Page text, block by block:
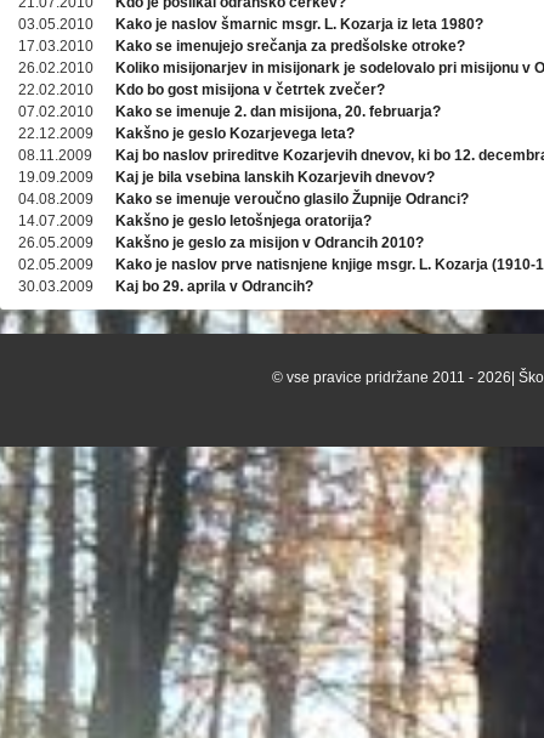
03.05.2010
Kako je naslov šmarnic msgr. L. Kozarja iz leta 1980?
17.03.2010
Kako se imenujejo srečanja za predšolske otroke?
26.02.2010
Koliko misijonarjev in misijonark je sodelovalo pri misijonu v
22.02.2010
Kdo bo gost misijona v četrtek zvečer?
07.02.2010
Kako se imenuje 2. dan misijona, 20. februarja?
22.12.2009
Kakšno je geslo Kozarjevega leta?
08.11.2009
Kaj bo naslov prireditve Kozarjevih dnevov, ki bo 12.
19.09.2009
Kaj je bila vsebina lanskih Kozarjevih dnevov?
04.08.2009
Kako se imenuje veroučno glasilo Župnije Odranci?
14.07.2009
Kakšno je geslo letošnjega oratorija?
26.05.2009
Kakšno je geslo za misijon v Odrancih 2010?
02.05.2009
Kako je naslov prve natisnjene knjige msgr. L. Kozarja (1910-
30.03.2009
Kaj bo 29. aprila v Odrancih?
© vse pravice pridržane 2011 - 2026|